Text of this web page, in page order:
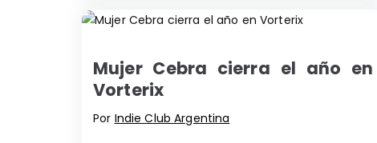
Mujer Cebra cierra el año en
Vorterix
Por Indie Club Argentina